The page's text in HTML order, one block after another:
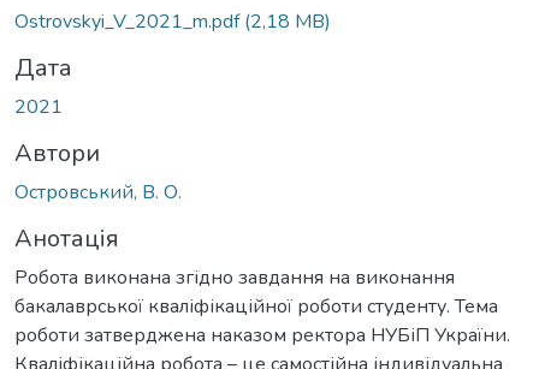
Ostrovskyi_V_2021_m.pdf(2,18 MB)
Дата
2021
Автори
Островський, В. О.
Анотація
Робота виконана згідно завдання на виконання
бакалаврської кваліфікаційної роботи студенту. Тема
роботи затверджена наказом ректора НУБіП України.